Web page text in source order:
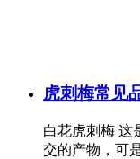
虎刺梅常见
白花虎刺梅 这
交的产物，可